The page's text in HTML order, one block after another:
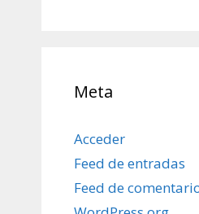
Meta
Acceder
Feed de entradas
Feed de